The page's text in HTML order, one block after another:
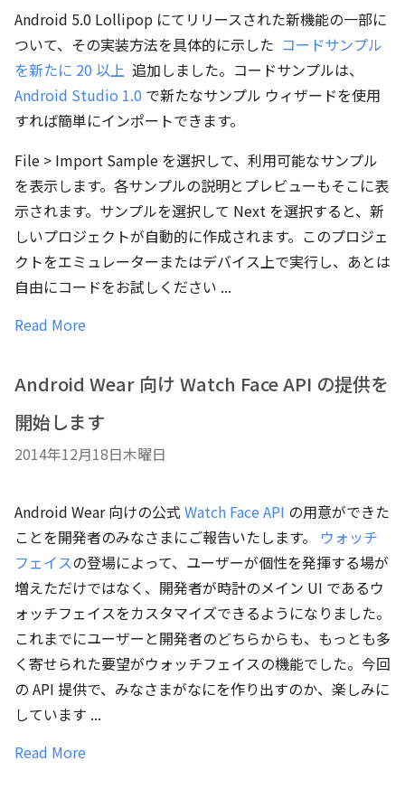
Android 5.0 Lollipop にてリリースされた新機能の一部に
ついて、その実装方法を具体的に示した コードサンプル
を新たに 20 以上 追加しました。コードサンプルは、
Android Studio 1.0 で新たなサンプル ウィザードを使用
すれば簡単にインポートできます。
File > Import Sample を選択して、利用可能なサンプル
を表示します。各サンプルの説明とプレビューもそこに表
示されます。サンプルを選択して Next を選択すると、新
しいプロジェクトが自動的に作成されます。このプロジェ
クトをエミュレーターまたはデバイス上で実行し、あとは
自由にコードをお試しください ...
Read More
Android Wear 向け Watch Face API の提供を
開始します
2014年12月18日木曜日
Android Wear 向けの公式 Watch Face API の用意ができた
ことを開発者のみなさまにご報告いたします。 ウォッチ
フェイスの登場によって、ユーザーが個性を発揮する場が
増えただけではなく、開発者が時計のメイン UI であるウ
ォッチフェイスをカスタマイズできるようになりました。
これまでにユーザーと開発者のどちらからも、もっとも多
く寄せられた要望がウォッチフェイスの機能でした。今回
の API 提供で、みなさまがなにを作り出すのか、楽しみに
しています ...
Read More